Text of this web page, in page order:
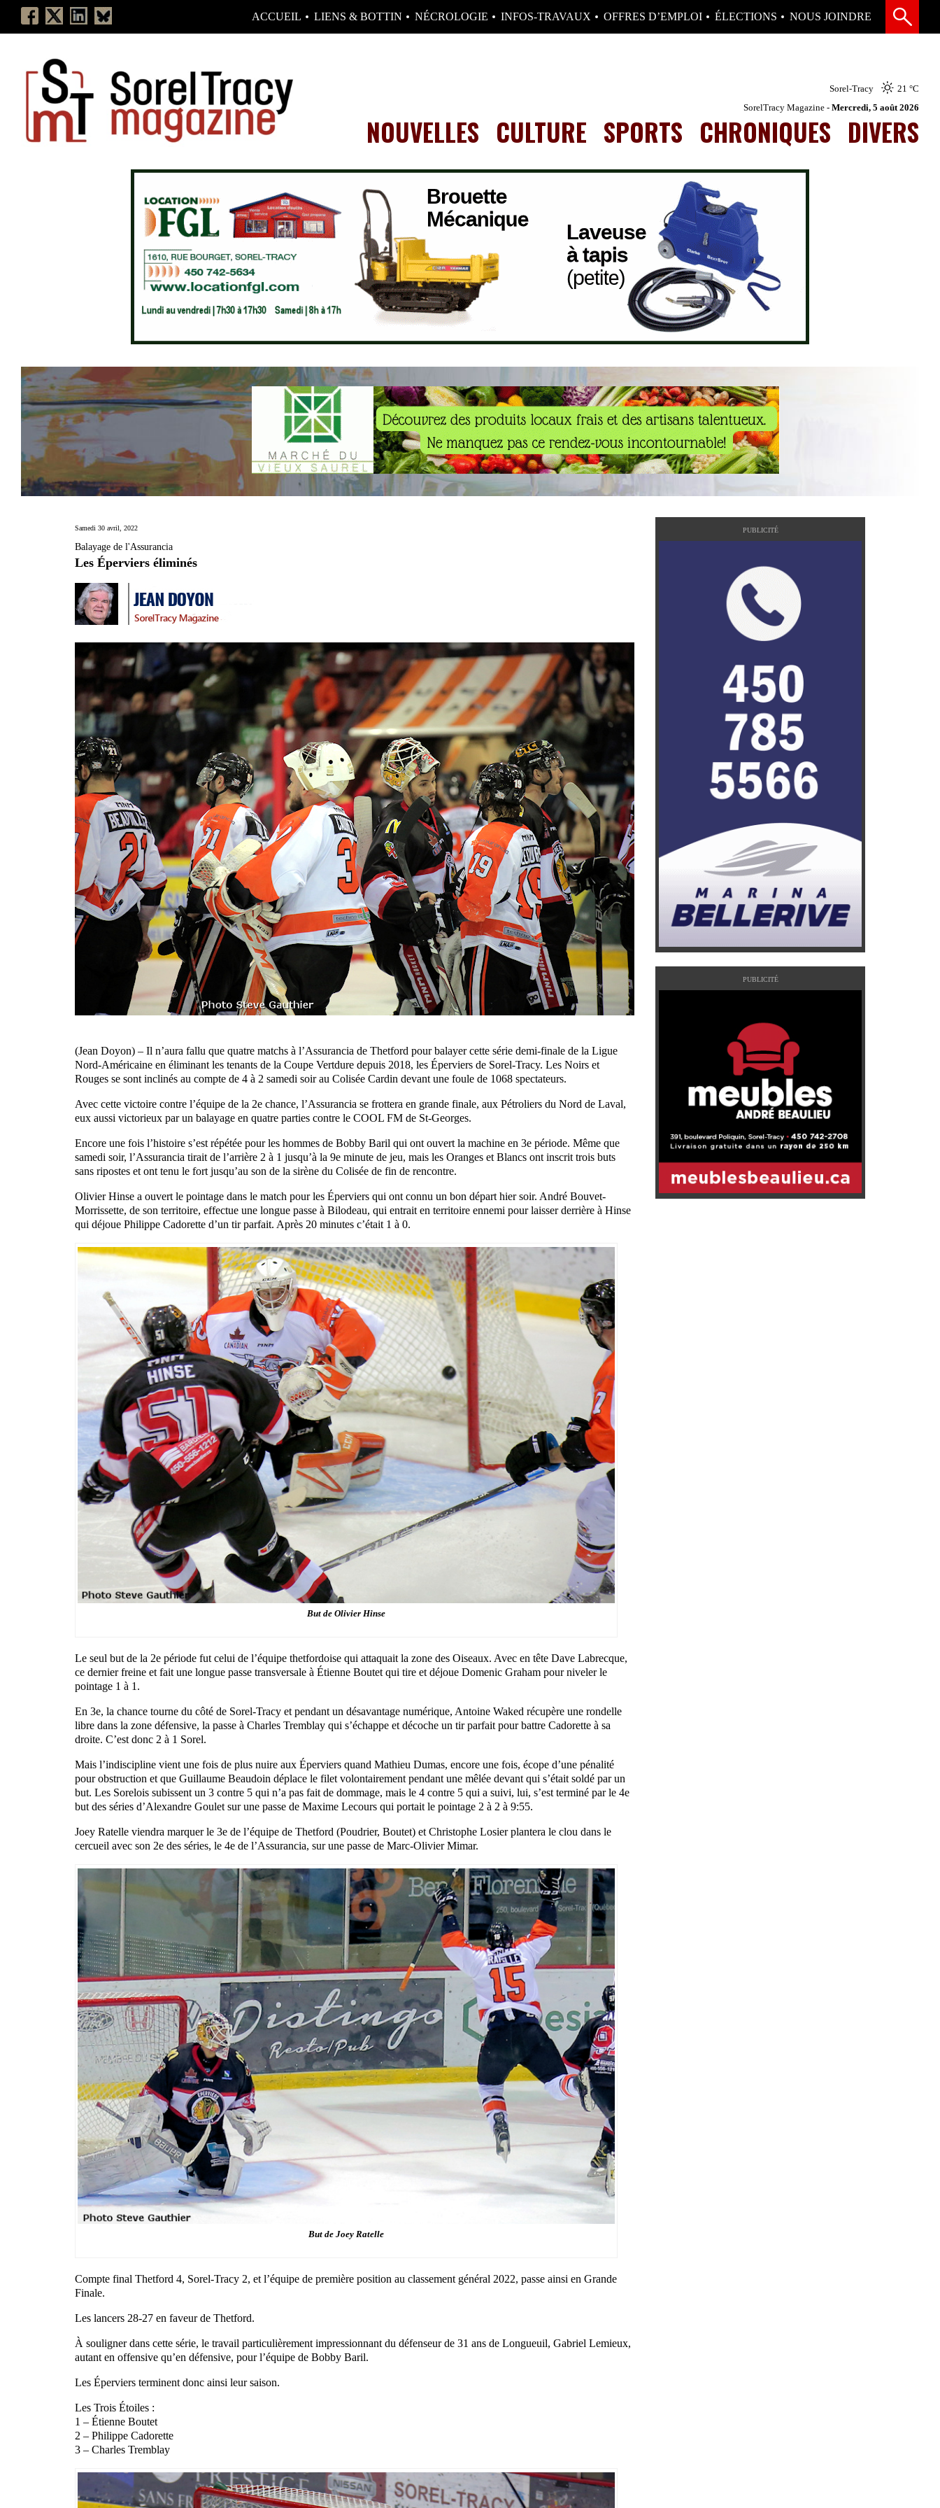
ACCUEIL LIENS & BOTTIN NÉCROLOGIE INFOS-TRAVAUX OFFRES D’EMPLOI ÉLECTIONS NOUS JOINDRE
Sorel-Tracy 21 °C
SorelTracy Magazine - Mercredi, 5 août 2026
NOUVELLES CULTURE SPORTS CHRONIQUES DIVERS
Samedi 30 avril, 2022
Balayage de l'Assurancia
Les Éperviers éliminés
(Jean Doyon) – Il n’aura fallu que quatre matchs à l’Assurancia de Thetford pour balayer cette série demi-finale de la Ligue
Nord-Américaine en éliminant les tenants de la Coupe Vertdure depuis 2018, les Éperviers de Sorel-Tracy. Les Noirs et
Rouges se sont inclinés au compte de 4 à 2 samedi soir au Colisée Cardin devant une foule de 1068 spectateurs.
Avec cette victoire contre l’équipe de la 2e chance, l’Assurancia se frottera en grande finale, aux Pétroliers du Nord de Laval,
eux aussi victorieux par un balayage en quatre parties contre le COOL FM de St-Georges.
Encore une fois l’histoire s’est répétée pour les hommes de Bobby Baril qui ont ouvert la machine en 3e période. Même que
samedi soir, l’Assurancia tirait de l’arrière 2 à 1 jusqu’à la 9e minute de jeu, mais les Oranges et Blancs ont inscrit trois buts
sans ripostes et ont tenu le fort jusqu’au son de la sirène du Colisée de fin de rencontre.
Olivier Hinse a ouvert le pointage dans le match pour les Éperviers qui ont connu un bon départ hier soir. André Bouvet-
Morrissette, de son territoire, effectue une longue passe à Bilodeau, qui entrait en territoire ennemi pour laisser derrière à Hinse
qui déjoue Philippe Cadorette d’un tir parfait. Après 20 minutes c’était 1 à 0.
But de Olivier Hinse
Le seul but de la 2e période fut celui de l’équipe thetfordoise qui attaquait la zone des Oiseaux. Avec en tête Dave Labrecque,
ce dernier freine et fait une longue passe transversale à Étienne Boutet qui tire et déjoue Domenic Graham pour niveler le
pointage 1 à 1.
En 3e, la chance tourne du côté de Sorel-Tracy et pendant un désavantage numérique, Antoine Waked récupère une rondelle
libre dans la zone défensive, la passe à Charles Tremblay qui s’échappe et décoche un tir parfait pour battre Cadorette à sa
droite. C’est donc 2 à 1 Sorel.
Mais l’indiscipline vient une fois de plus nuire aux Éperviers quand Mathieu Dumas, encore une fois, écope d’une pénalité
pour obstruction et que Guillaume Beaudoin déplace le filet volontairement pendant une mêlée devant qui s’était soldé par un
but. Les Sorelois subissent un 3 contre 5 qui n’a pas fait de dommage, mais le 4 contre 5 qui a suivi, lui, s’est terminé par le 4e
but des séries d’Alexandre Goulet sur une passe de Maxime Lecours qui portait le pointage 2 à 2 à 9:55.
Joey Ratelle viendra marquer le 3e de l’équipe de Thetford (Poudrier, Boutet) et Christophe Losier plantera le clou dans le
cercueil avec son 2e des séries, le 4e de l’Assurancia, sur une passe de Marc-Olivier Mimar.
But de Joey Ratelle
Compte final Thetford 4, Sorel-Tracy 2, et l’équipe de première position au classement général 2022, passe ainsi en Grande
Finale.
Les lancers 28-27 en faveur de Thetford.
À souligner dans cette série, le travail particulièrement impressionnant du défenseur de 31 ans de Longueuil, Gabriel Lemieux,
autant en offensive qu’en défensive, pour l’équipe de Bobby Baril.
Les Éperviers terminent donc ainsi leur saison.
Les Trois Étoiles :
1 – Étienne Boutet
2 – Philippe Cadorette
3 – Charles Tremblay
PUBLICITÉ
PUBLICITÉ